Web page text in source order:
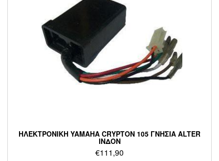
ΗΛΕΚΤΡΟΝΙΚΗ YAMAHA CRYPTON 105 ΓΝΗΣΙΑ ALTER
ΙΝΔΟΝ
€111,90